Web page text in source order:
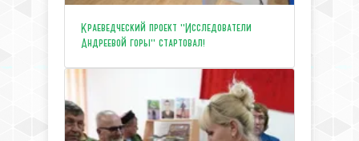
Краеведческий проект "Исследователи
Андреевой горы" стартовал!